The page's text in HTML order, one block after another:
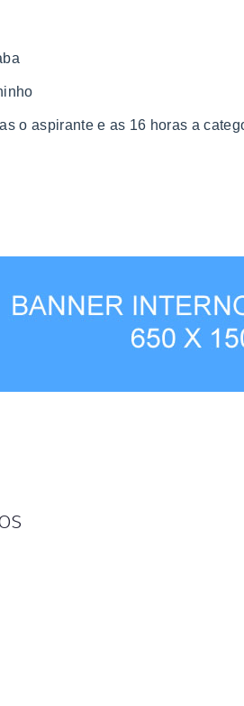
o aspirante e as 16 horas a